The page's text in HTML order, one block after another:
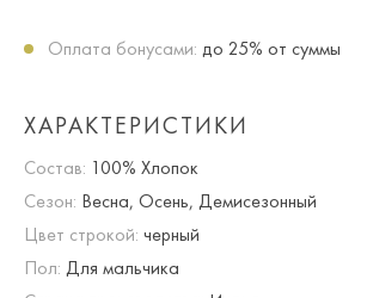
Оплата бонусами: до 25% от суммы
ХАРАКТЕРИСТИКИ
Состав: 100% Хлопок
Сезон: Весна, Осень, Демисезонный
Цвет строкой: черный
Пол: Для мальчика